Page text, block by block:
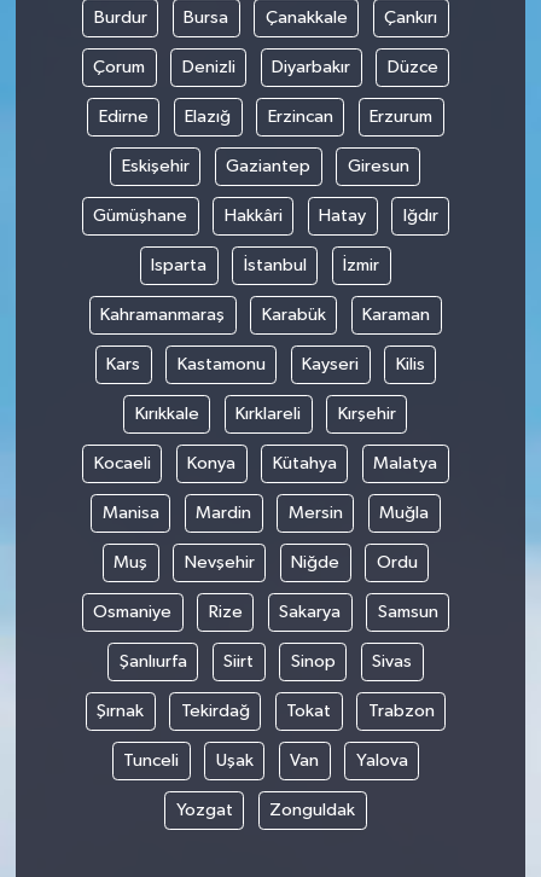
Burdur Bursa Çanakkale Çankırı
Çorum Denizli Diyarbakır Düzce
Edirne Elazığ Erzincan Erzurum
Eskişehir Gaziantep Giresun
Gümüşhane Hakkâri Hatay Iğdır
Isparta İstanbul İzmir
Kahramanmaraş Karabük Karaman
Kars Kastamonu Kayseri Kilis
Kırıkkale Kırklareli Kırşehir
Kocaeli Konya Kütahya Malatya
Manisa Mardin Mersin Muğla
Muş Nevşehir Niğde Ordu
Osmaniye Rize Sakarya Samsun
Şanlıurfa Siirt Sinop Sivas
Şırnak Tekirdağ Tokat Trabzon
Tunceli Uşak Van Yalova
Yozgat Zonguldak